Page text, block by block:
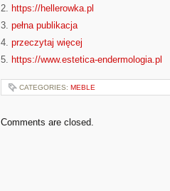
2. https://hellerowka.pl
3. pełna publikacja
4. przeczytaj więcej
5. https://www.estetica-endermologia.pl
CATEGORIES: MEBLE
Comments are closed.